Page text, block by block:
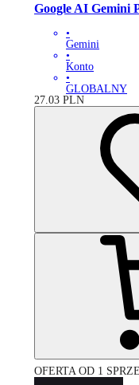
Google AI Gemini
•
Gemini
•
Konto
•
GLOBALNY
27.03 PLN
OFERTA OD 1